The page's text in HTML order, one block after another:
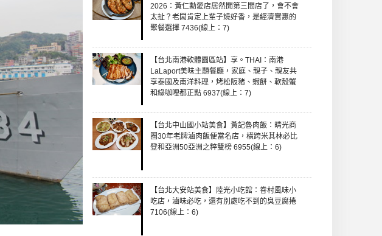
2026：黃仁勳愛店居然開第三間店了，會不會
太扯？老闆肯定上輩子燒好香，是經濟實惠的
聚餐選擇 7436(線上：7)
【台北南港軟體園區站】享。THAI：南港
LaLaport美味主題餐廳，家庭、親子、親友共
享泰國及南洋料理，烤松阪豬、蝦餅、軟殼蟹
和綠咖哩都正點 6937(線上：7)
【台北中山國小站美食】黃記魯肉飯：晴光商
圈30年老牌滷肉飯便當名店，橫跨米其林必比
登和亞洲50亞洲之粹雙榜 6955(線上：6)
【台北大安站美食】陸光小吃館：眷村風味小
吃店，滷味必吃，還有別處吃不到的臭豆腐捲
7106(線上：6)